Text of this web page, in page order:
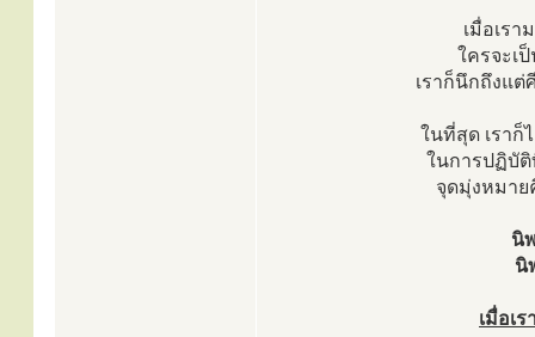
เมื่อเรา
ใครจะเ
เราก็นึกถึงแต่
ในที่สุด เราก็
ในการปฏิบัติ
จุดมุ่งหมา
นิ
นิ
เมื่อเ